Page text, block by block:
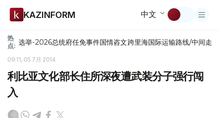
KAZINFORM 中文
热
点: 选举-2026总统府任免事件国情咨文跨里海国际运输路线/中间走廊
09:11, 05 7月 2014
利比亚文化部长住所深夜遭武装分子强行闯
入